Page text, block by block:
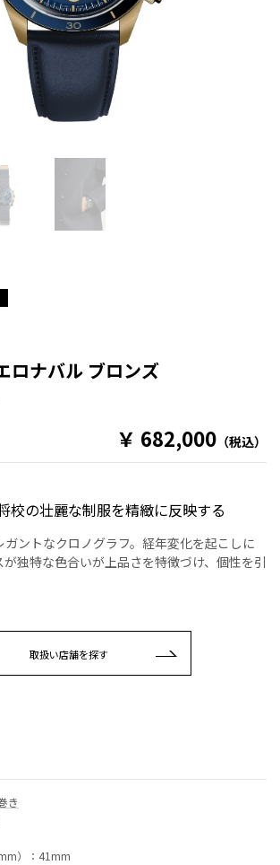
ロナバル ブロンズ
￥ 682,000 （税込）
校の壮麗な制服を精緻に反映する
ントなクロノグラフ。経年変化を起こしに
が独特な色合いが上品さを特徴づけ、個性を引
取扱い店舗を探す
き
）：41mm